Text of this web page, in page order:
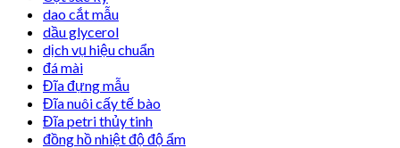
dao cắt mẫu
dầu glycerol
dịch vụ hiệu chuẩn
đá mài
Đĩa đựng mẫu
Đĩa nuôi cấy tế bào
Đĩa petri thủy tinh
đồng hồ nhiệt độ độ ẩm